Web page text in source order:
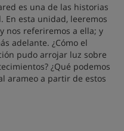
es una de las historias
En esta unidad, leeremos
nos referiremos a ella; y
adelante. ¿Cómo el
pudo arrojar luz sobre
¿Qué podemos
arameo a partir de estos